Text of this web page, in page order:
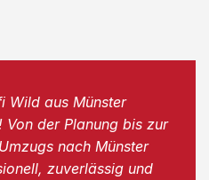
Wild aus Münster
Von der Planung bis zur
nach Münster
zuverlässig und